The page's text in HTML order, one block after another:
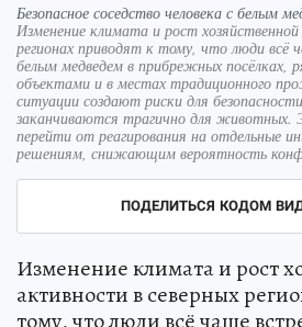
Безопасное соседство человека с белым
Изменение климата и рост
регионах приводят к тому, что люди всё
белым медведем в прибрежных посёлках,
объектами и в местах традиционного
ситуации создают риски для
заканчиваются трагично для животных.
перейти от реагирования на отдельные
решениям, снижающим вероятность
ПОДЕЛИТЬСЯ КОДОМ
Изменение климата и рост
активности в северных
тому, что люди всё чаще